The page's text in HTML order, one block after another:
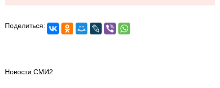
Поделиться:
Новости СМИ2